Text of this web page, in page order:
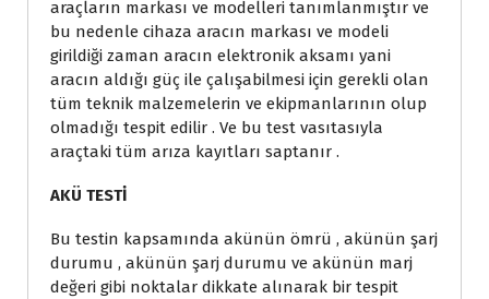
araçların markası ve modelleri tanımlanmıştır ve
bu nedenle cihaza aracın markası ve modeli
girildiği zaman aracın elektronik aksamı yani
aracın aldığı güç ile çalışabilmesi için gerekli olan
tüm teknik malzemelerin ve ekipmanlarının olup
olmadığı tespit edilir . Ve bu test vasıtasıyla
araçtaki tüm arıza kayıtları saptanır .
AKÜ TESTİ
Bu testin kapsamında akünün ömrü , akünün şarj
durumu , akünün şarj durumu ve akünün marj
değeri gibi noktalar dikkate alınarak bir tespit